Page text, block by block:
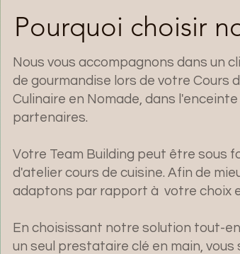
Pourquoi choisir
Nous vous accompagnons dans un
de gourmandise lors de votre Cours
Culinaire en Nomade, dans
partenaires.
Votre Team Building peut être sous
d'atelier cours de cuisine. Afin de
adaptons par rapport à votre choix
En choisissant notre solution tout-
un seul prestataire clé en main,